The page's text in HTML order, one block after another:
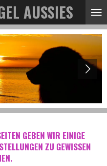
AUSSIES
GEBEN WIR EINIGE
ZU GEWISSEN